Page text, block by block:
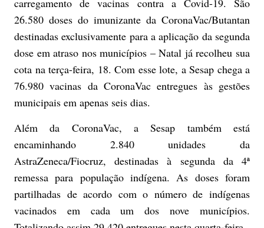
carregamento de vacinas contra a Covid-19. São
26.580 doses do imunizante da CoronaVac/Butantan
destinadas exclusivamente para a aplicação da segunda
dose em atraso nos municípios – Natal já recolheu sua
cota na terça-feira, 18. Com esse lote, a Sesap chega a
76.980 vacinas da CoronaVac entregues às gestões
municipais em apenas seis dias.
Além da CoronaVac, a Sesap também está
encaminhando 2.840 unidades da
AstraZeneca/Fiocruz, destinadas à segunda da 4ª
remessa para população indígena. As doses foram
partilhadas de acordo com o número de indígenas
vacinados em cada um dos nove municípios.